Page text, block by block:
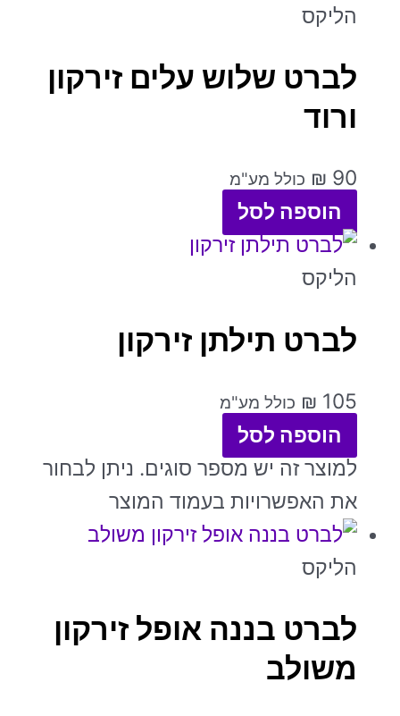
הליקס
לברט שלוש עלים זירקון
ורוד
₪ 90 כולל מע"מ
הוספה לסל
הליקס
לברט תילתן זירקון
₪ 105 כולל מע"מ
הוספה לסל
למוצר זה יש מספר סוגים. ניתן לבחור
את האפשרויות בעמוד המוצר
הליקס
לברט בננה אופל זירקון
משולב